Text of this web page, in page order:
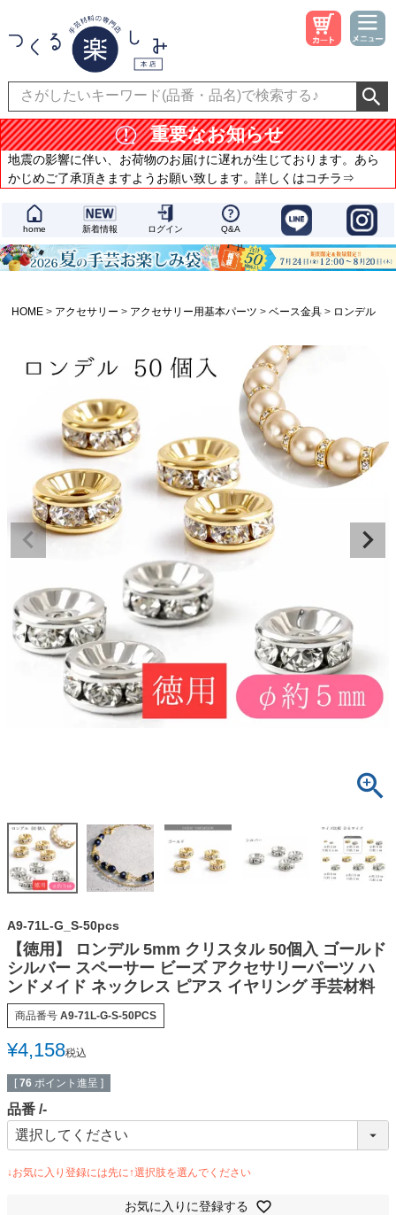
重要なお知らせ
地震の影響に伴い、お荷物のお届けに遅れが生じております。あら
かじめご了承頂きますようお願い致します。詳しくはコチラ⇒
home 新着情報 ログイン Q&A
HOME アクセサリー アクセサリー用基本パーツ ベース金具 ロンデル
A9-71L-G_S-50pcs
【徳用】 ロンデル 5mm クリスタル 50個入 ゴールド
シルバー スペーサー ビーズ アクセサリーパーツ ハ
ンドメイド ネックレス ピアス イヤリング 手芸材料
商品番号 A9-71L-G-S-50PCS
¥4,158税込
[ 76 ポイント進呈 ]
品番 -
お気に入りに登録する